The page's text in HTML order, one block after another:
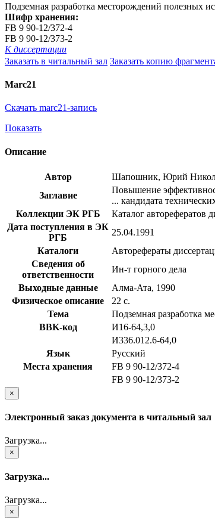
Подземная разработка месторождений полезных
Шифр хранения:
FB 9 90-12/372-4
FB 9 90-12/373-2
К диссертации
Заказать в читальный зал Заказать копию
Marc21
Скачать marc21-запись
Показать
Описание
Автор
Шапошник, Юрий
Заглавие
Повышение
... кандидата
Коллекции ЭК РГБ
Каталог авторефератов
Дата поступления в ЭК
РГБ
25.04.1991
Каталоги
Авторефераты
Сведения об
ответственности
Ин-т горного дела
Выходные данные
Алма-Ата, 1990
Физическое описание
22 с.
Тема
Подземная разработка
BBK-код
И16-64,3,0
И336.012.6-64,0
Язык
Русский
Места хранения
FB 9 90-12/372-4
FB 9 90-12/373-2
×
Электронный заказ документа в читальный зал
Загрузка...
×
Загрузка...
Загрузка...
×